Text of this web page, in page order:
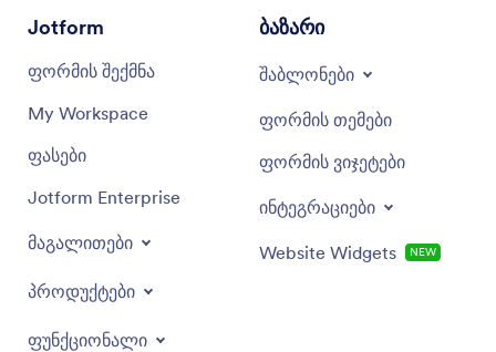
Jotform
ფორმის შექმნა
My Workspace
ფასები
Jotform Enterprise
მაგალითები
პროდუქტები
ფუნქციონალი
ბაზარი
შაბლონები
ფორმის თემები
ფორმის ვიჯეტები
ინტეგრაციები
Website Widgets NEW